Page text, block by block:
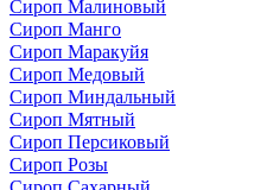
Сироп Малиновый
Сироп Манго
Сироп Маракуйя
Сироп Медовый
Сироп Миндальный
Сироп Мятный
Сироп Персиковый
Сироп Розы